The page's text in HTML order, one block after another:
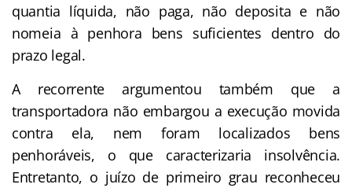
quantia líquida, não paga, não deposita e não
nomeia à penhora bens suficientes dentro do
prazo legal.
A recorrente argumentou também que a
transportadora não embargou a execução movida
contra ela, nem foram localizados bens
penhoráveis, o que caracterizaria insolvência.
Entretanto, o juízo de primeiro grau reconheceu